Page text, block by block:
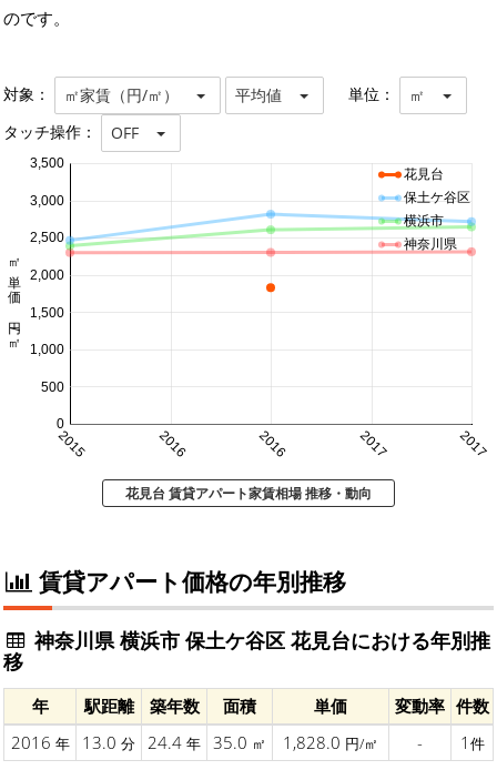
のです。
対象： ㎡家賃（円/㎡） 平均値 単位： ㎡
タッチ操作： OFF
2015 2016 2016 2017 2017
0
500
1,000
1,500
2,000
2,500
3,000
3,500
㎡単価 円/㎡
花見台
保土ケ谷区
横浜市
神奈川県
花見台 賃貸アパート家賃相場 推移・動向
賃貸アパート価格の年別推移
神奈川県 横浜市 保土ケ谷区 花見台における年別推
移
年 駅距離 築年数 面積 単価 変動率 件数
2016 年 13.0 分 24.4 年 35.0 ㎡ 1,828.0 円/㎡ - 1 件